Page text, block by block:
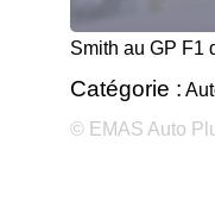
Smith au GP F1
Catégorie :
© EMAS Auto